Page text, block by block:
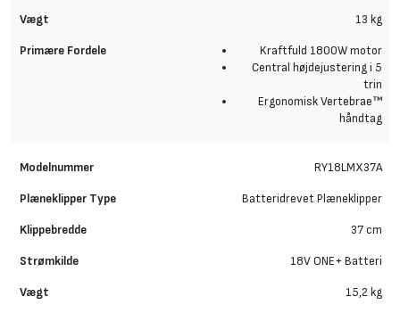
13 kg
Kraftfuld 1800W motor
Central højdejustering i 5
trin
Ergonomisk Vertebrae™
håndtag
RY18LMX37A
Batteridrevet Plæneklipper
37 cm
18V ONE+ Batteri
15,2 kg